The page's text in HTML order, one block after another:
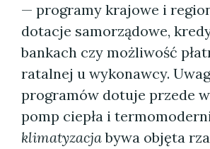
— programy krajowe i
dotacje samorządowe,
bankach czy możliwość
ratalnej u wykonawcy.
programów dotuje przede
pomp ciepła i
klimatyzacjabywa objęta